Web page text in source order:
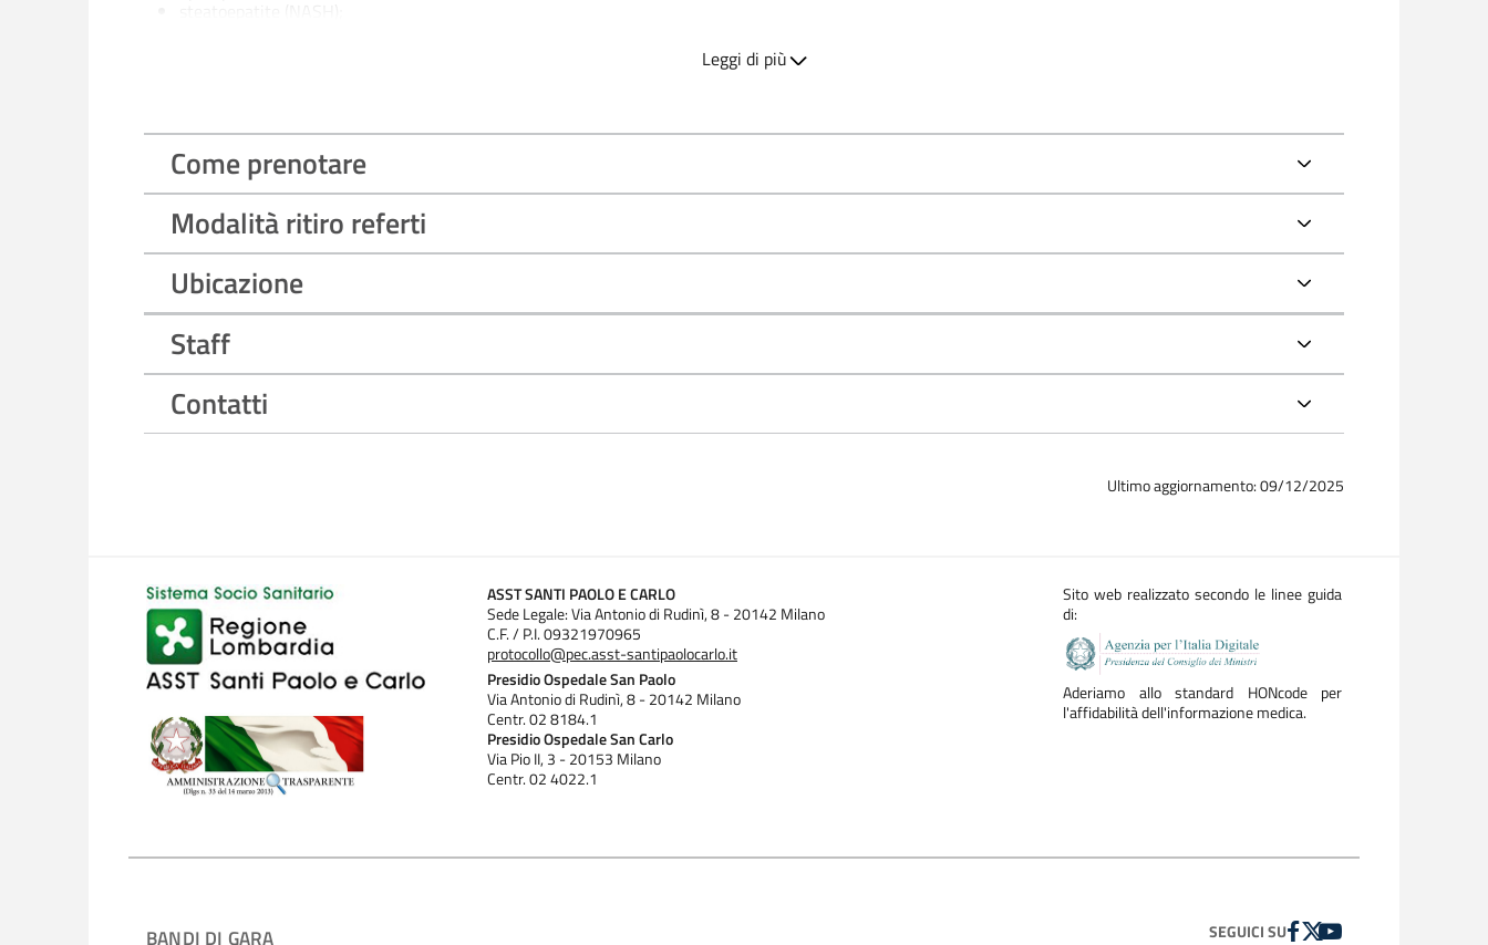
Leggi di più
Come prenotare
Modalità ritiro referti
Ubicazione
Staff
Contatti
Ultimo aggiornamento: 09/12/2025
ASST SANTI PAOLO E CARLO
Sede Legale: Via Antonio di Rudinì, 8 - 20142 Milano
C.F. / P.I. 09321970965
protocollo@pec.asst-santipaolocarlo.it
Presidio Ospedale San Paolo
Via Antonio di Rudinì, 8 - 20142 Milano
Centr. 02 8184.1
Presidio Ospedale San Carlo
Via Pio II, 3 - 20153 Milano
Centr. 02 4022.1
Sito web realizzato secondo le linee guida
di:
Aderiamo allo standard HONcode per
l'affidabilità dell'informazione medica.
BANDI DI GARA SEGUICI SUFACEBOOK
TWITTER
YOUTUBE